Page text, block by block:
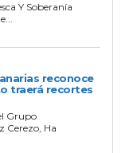
Y Soberanía
reconoce
traerá recortes
Grupo
Cerezo, Ha